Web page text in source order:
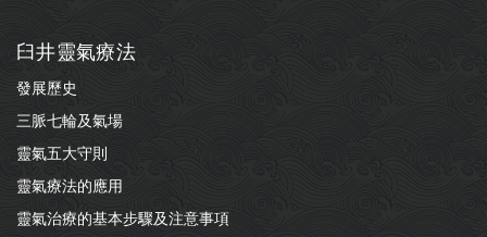
臼井靈氣療法
發展歷史
三脈七輪及氣場
靈氣五大守則
靈氣療法的應用
靈氣治療的基本步驟及注意事項